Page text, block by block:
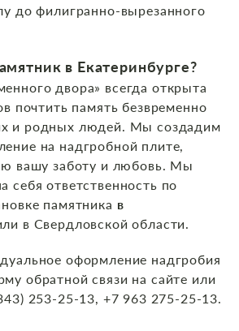
до филигранно-вырезанного
в Екатеринбурге?
двора» всегда открыта
почтить память безвременно
и родных людей. Мы создадим
на надгробной плите,
вашу заботу и любовь. Мы
себя ответственность по
памятника в
в Свердловской области.
оформление надгробия
обратной связи на сайте или
253-25-13, +7 963 275-25-13.